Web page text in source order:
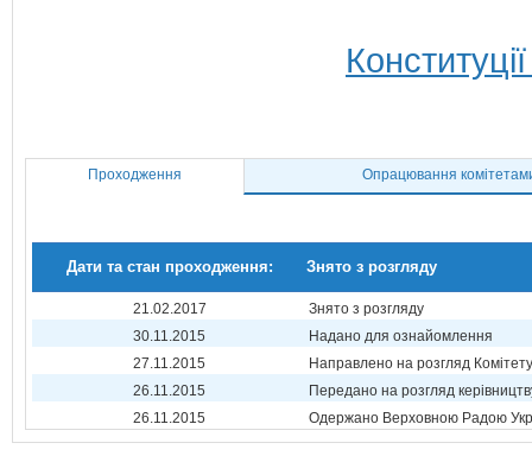
Проходження Опрацювання
Дати та стан проходження: Знято з розгляду
21.02.2017
Знято з розгляду
30.11.2015
Надано для ознайомлення
27.11.2015
Направлено на розгляд Комітету
26.11.2015
Передано на розгляд
26.11.2015
Одержано Верховною Радою